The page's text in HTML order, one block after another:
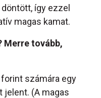
így ezzel
magas kamat.
Merre tovább,
számára egy
jelent. (A magas